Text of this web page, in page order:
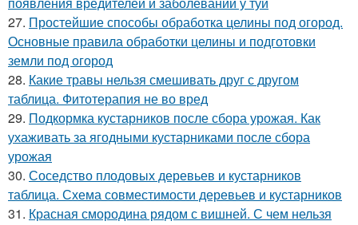
27. Простейшие способы обработка целины под огород.
Основные правила обработки целины и подготовки
земли под огород
28. Какие травы нельзя смешивать друг с другом
таблица. Фитотерапия не во вред
29. Подкормка кустарников после сбора урожая. Как
ухаживать за ягодными кустарниками после сбора
урожая
30. Соседство плодовых деревьев и кустарников
таблица. Схема совместимости деревьев и кустарников
31. Красная смородина рядом с вишней. С чем нельзя